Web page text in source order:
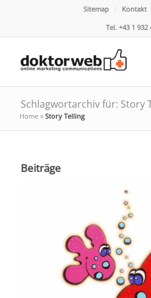
Sitemap Kontakt
Tel. +43 1 932
Schlagwortarchiv für: Story
Home» Story Telling
Beiträge